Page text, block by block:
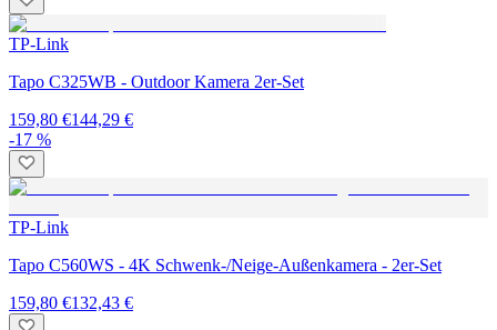
TP-Link
Tapo C325WB - Outdoor Kamera 2er-Set
159,80 €144,29 €
-17 %
TP-Link
Tapo C560WS - 4K Schwenk-/Neige-Außenkamera - 2er-Set
159,80 €132,43 €